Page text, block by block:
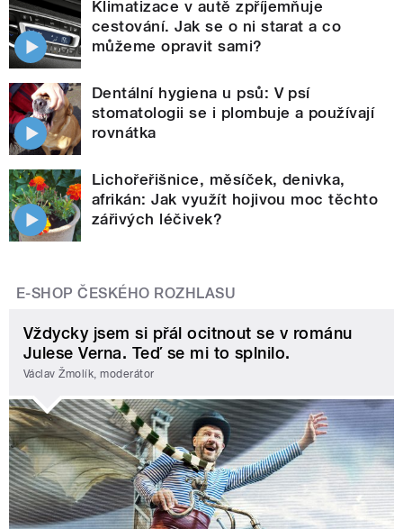
Klimatizace v autě zpříjemňuje
cestování. Jak se o ni starat a co
můžeme opravit sami?
Dentální hygiena u psů: V psí
stomatologii se i plombuje a používají
rovnátka
Lichořeřišnice, měsíček, denivka,
afrikán: Jak využít hojivou moc těchto
zářivých léčivek?
E-SHOP ČESKÉHO ROZHLASU
Vždycky jsem si přál ocitnout se v románu
Julese Verna. Teď se mi to splnilo.
Václav Žmolík, moderátor